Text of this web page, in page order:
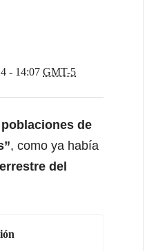
- 14:07 GMT-5
de
, como ya había
del